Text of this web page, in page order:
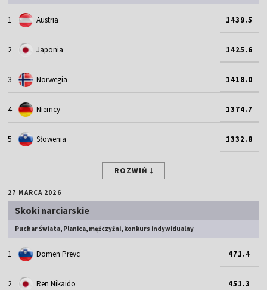
1 Austria 1439.5
2 Japonia 1425.6
3 Norwegia 1418.0
4 Niemcy 1374.7
5 Słowenia 1332.8
ROZWIŃ
27 MARCA 2026
Skoki narciarskie
Puchar Świata, Planica, mężczyźni, konkurs indywidualny
1 Domen Prevc 471.4
2 Ren Nikaido 451.3